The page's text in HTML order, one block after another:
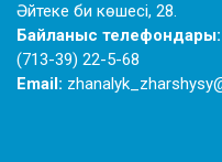
Әйтеке би көшесі, 28.
Байланыс телефондары:
(713-39) 22-5-68
Email: